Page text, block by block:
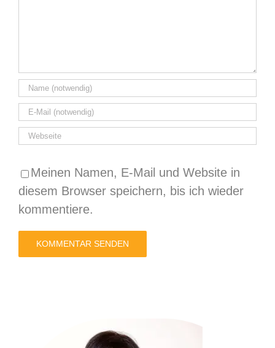
Meinen Namen, E-Mail und Website in
diesem Browser speichern, bis ich wieder
kommentiere.